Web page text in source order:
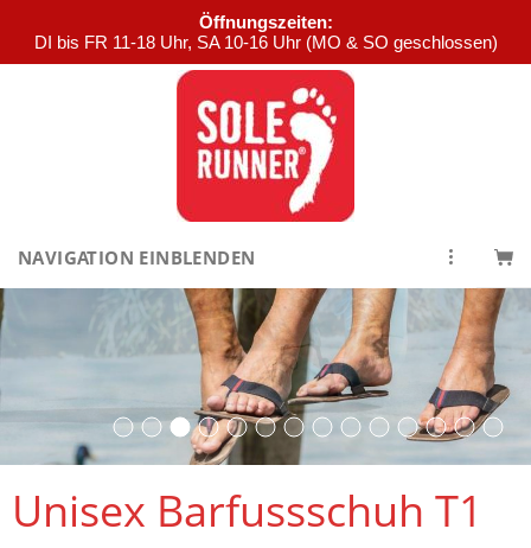
Öffnungszeiten:
DI bis FR 11-18 Uhr, SA 10-16 Uhr (MO & SO geschlossen)
NAVIGATION EINBLENDEN
Unisex Barfussschuh T1